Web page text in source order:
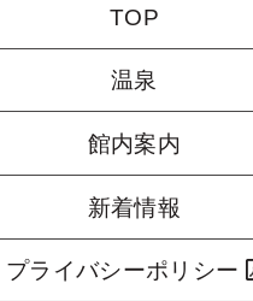
TOP
温泉
館内案内
新着情報
プライバシーポリシー